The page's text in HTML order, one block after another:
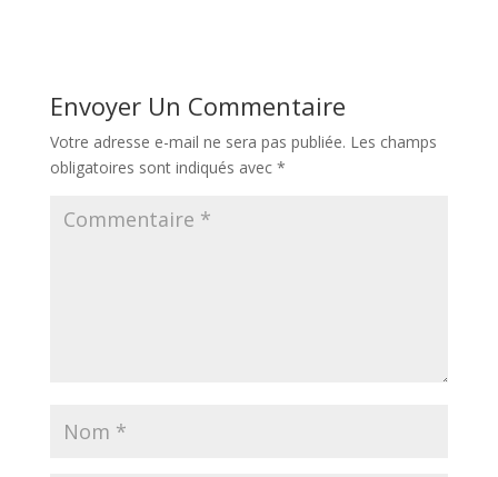
Envoyer Un Commentaire
Votre adresse e-mail ne sera pas publiée. Les champs
obligatoires sont indiqués avec *